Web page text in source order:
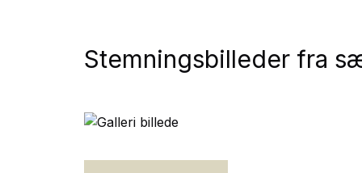
Stemningsbilleder fra